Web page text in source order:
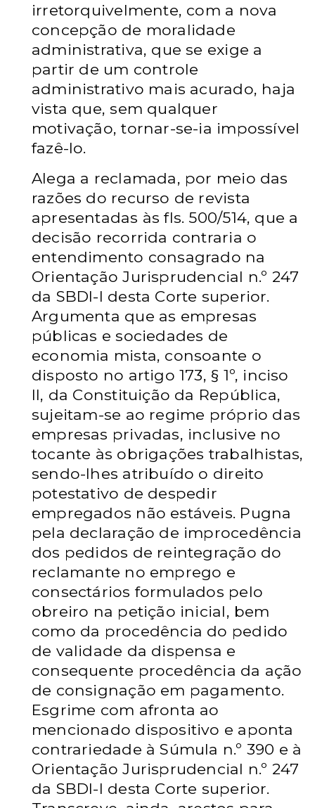
irretorquivelmente, com a nova
concepção de moralidade
administrativa, que se exige a
partir de um controle
administrativo mais acurado, haja
vista que, sem qualquer
motivação, tornar-se-ia impossível
fazê-lo.
Alega a reclamada, por meio das
razões do recurso de revista
apresentadas às fls. 500/514, que a
decisão recorrida contraria o
entendimento consagrado na
Orientação Jurisprudencial n.º 247
da SBDI-I desta Corte superior.
Argumenta que as empresas
públicas e sociedades de
economia mista, consoante o
disposto no artigo 173, § 1º, inciso
II, da Constituição da República,
sujeitam-se ao regime próprio das
empresas privadas, inclusive no
tocante às obrigações trabalhistas,
sendo-lhes atribuído o direito
potestativo de despedir
empregados não estáveis. Pugna
pela declaração de improcedência
dos pedidos de reintegração do
reclamante no emprego e
consectários formulados pelo
obreiro na petição inicial, bem
como da procedência do pedido
de validade da dispensa e
consequente procedência da ação
de consignação em pagamento.
Esgrime com afronta ao
mencionado dispositivo e aponta
contrariedade à Súmula n.º 390 e à
Orientação Jurisprudencial n.º 247
da SBDI-I desta Corte superior.